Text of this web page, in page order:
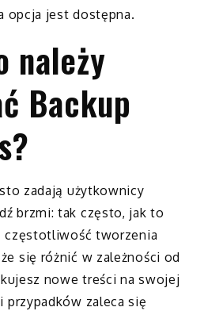
opcja jest dostępna.
należy
Backup
zadają użytkownicy
brzmi: tak często, jak to
częstotliwość tworzenia
się różnić w zależności od
nowe treści na swojej
zaleca się